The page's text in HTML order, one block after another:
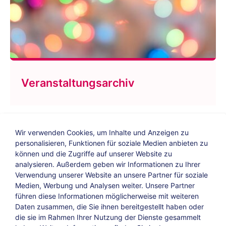
Veranstaltungsarchiv
Bildungs-Blog| Instagram| Facebook|
YouTube
Wir verwenden Cookies, um Inhalte und Anzeigen zu
personalisieren, Funktionen für soziale Medien anbieten zu
können und die Zugriffe auf unserer Website zu
analysieren. Außerdem geben wir Informationen zu Ihrer
Verwendung unserer Website an unsere Partner für soziale
Medien, Werbung und Analysen weiter. Unsere Partner
führen diese Informationen möglicherweise mit weiteren
Daten zusammen, die Sie ihnen bereitgestellt haben oder
die sie im Rahmen Ihrer Nutzung der Dienste gesammelt